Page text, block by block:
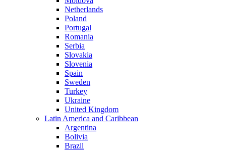
Netherlands
Poland
Portugal
Romania
Serbia
Slovakia
Slovenia
Spain
Sweden
Turkey
Ukraine
United Kingdom
Latin America and Caribbean
Argentina
Bolivia
Brazil